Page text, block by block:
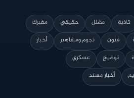
كاذبة مضلل حقيقي
مفبرك
فنون نجوم ومشاهير
أخبار
توضيح
عسكري
أخبار مسند